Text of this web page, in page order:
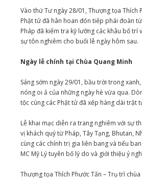
Vào thứ Tư ngày 28/01, Thượng tọa Thích
Phật tử đã hân hoan đón tiếp phái đoàn
Pháp đã kiểm tra kỹ lưỡng các khâu bố trí
sự tôn nghiêm cho buổi lễ ngày hôm sau.
Ngày lễ chính tại Chùa Quang Minh
Sáng sớm ngày 29/01, bầu trời trong
nóng oi ả của những ngày hè vừa qua.
tộc cùng các Phật tử đã xếp hàng dài trật
Lễ khai mạc diễn ra trang nghiêm với sự
vị khách quý từ Pháp, Tây Tạng, Bhutan,
cùng các chính trị gia liên bang và tiểu
MC Mỹ Lý tuyên bố lý do và giới thiệu ý
Thượng tọa Thích Phước Tấn – Trụ trì